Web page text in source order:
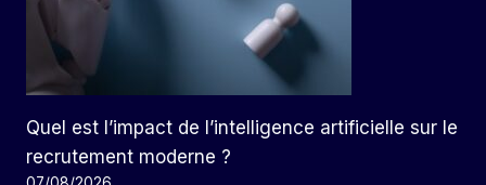
Quel est l’impact de l’intelligence artificielle sur le
recrutement moderne ?